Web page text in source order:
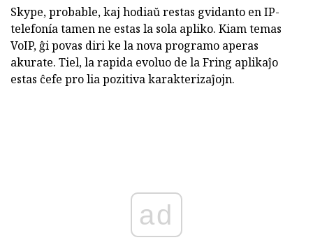
Skype, probable, kaj hodiaŭ restas gvidanto en IP-
telefonía tamen ne estas la sola apliko. Kiam temas
VoIP, ĝi povas diri ke la nova programo aperas
akurate. Tiel, la rapida evoluo de la Fring aplikaĵo
estas ĉefe pro lia pozitiva karakterizaĵojn.
ad